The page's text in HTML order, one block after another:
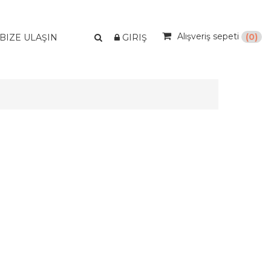
GIRIŞ Alışveriş sepeti (0)
BIZE ULAŞIN